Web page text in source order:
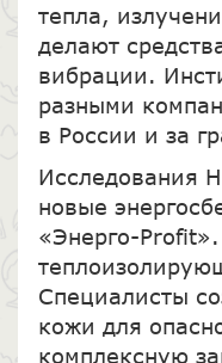
тепла,
делают
вибрации.
разными
в России и за
Исследования
новые
«Энерго-
Специалисты
кожи для
комплексную